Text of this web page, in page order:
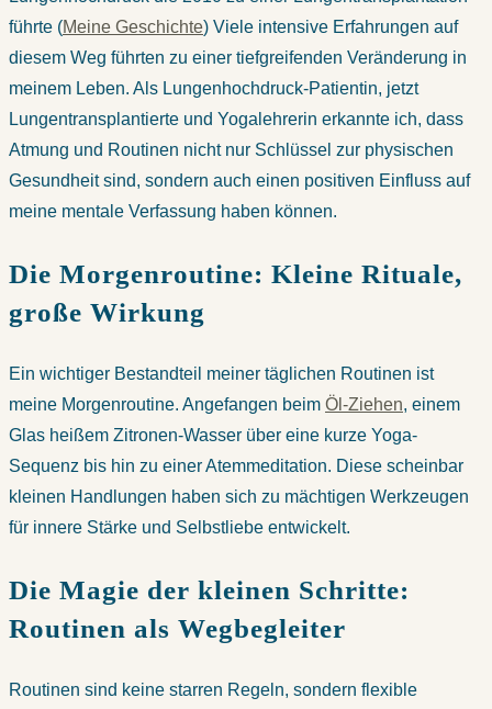
führte (Meine Geschichte) Viele intensive Erfahrungen auf
diesem Weg führten zu einer tiefgreifenden Veränderung in
meinem Leben. Als Lungenhochdruck-Patientin, jetzt
Lungentransplantierte und Yogalehrerin erkannte ich, dass
Atmung und Routinen nicht nur Schlüssel zur physischen
Gesundheit sind, sondern auch einen positiven Einfluss auf
meine mentale Verfassung haben können.
Die Morgenroutine: Kleine Rituale,
große Wirkung
Ein wichtiger Bestandteil meiner täglichen Routinen ist
meine Morgenroutine. Angefangen beim Öl-Ziehen, einem
Glas heißem Zitronen-Wasser über eine kurze Yoga-
Sequenz bis hin zu einer Atemmeditation. Diese scheinbar
kleinen Handlungen haben sich zu mächtigen Werkzeugen
für innere Stärke und Selbstliebe entwickelt.
Die Magie der kleinen Schritte:
Routinen als Wegbegleiter
Routinen sind keine starren Regeln, sondern flexible